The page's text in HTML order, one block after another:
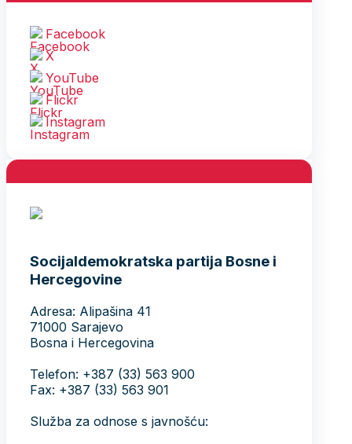
Facebook
X
YouTube
Flickr
Instagram
Socijaldemokratska partija Bosne i
Hercegovine
Adresa: Alipašina 41
71000 Sarajevo
Bosna i Hercegovina
Telefon: +387 (33) 563 900
Fax: +387 (33) 563 901
Služba za odnose s javnošću: